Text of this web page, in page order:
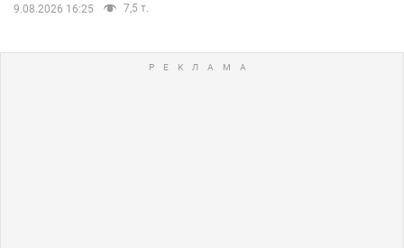
9.08.2026 16:25 7,5 т.